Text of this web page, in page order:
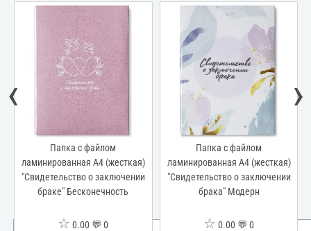
Папка с файлом
ламинированная А4 (жесткая)
"Свидетельство о заключении
браке" Бесконечность
☆ 0.00 💬 0
Папка с файлом
ламинированная А4 (жесткая)
"Свидетельство о заключении
брака" Модерн
☆ 0.00 💬 0
‹ ›